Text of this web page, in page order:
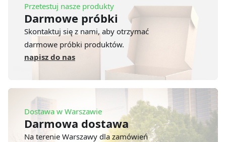
Przetestuj nasze produkty
Darmowe próbki
Skontaktuj się z nami, aby otrzymać
darmowe próbki produktów.
napisz do nas
Dostawa w Warszawie
Darmowa dostawa
Na terenie Warszawy dla zamówień